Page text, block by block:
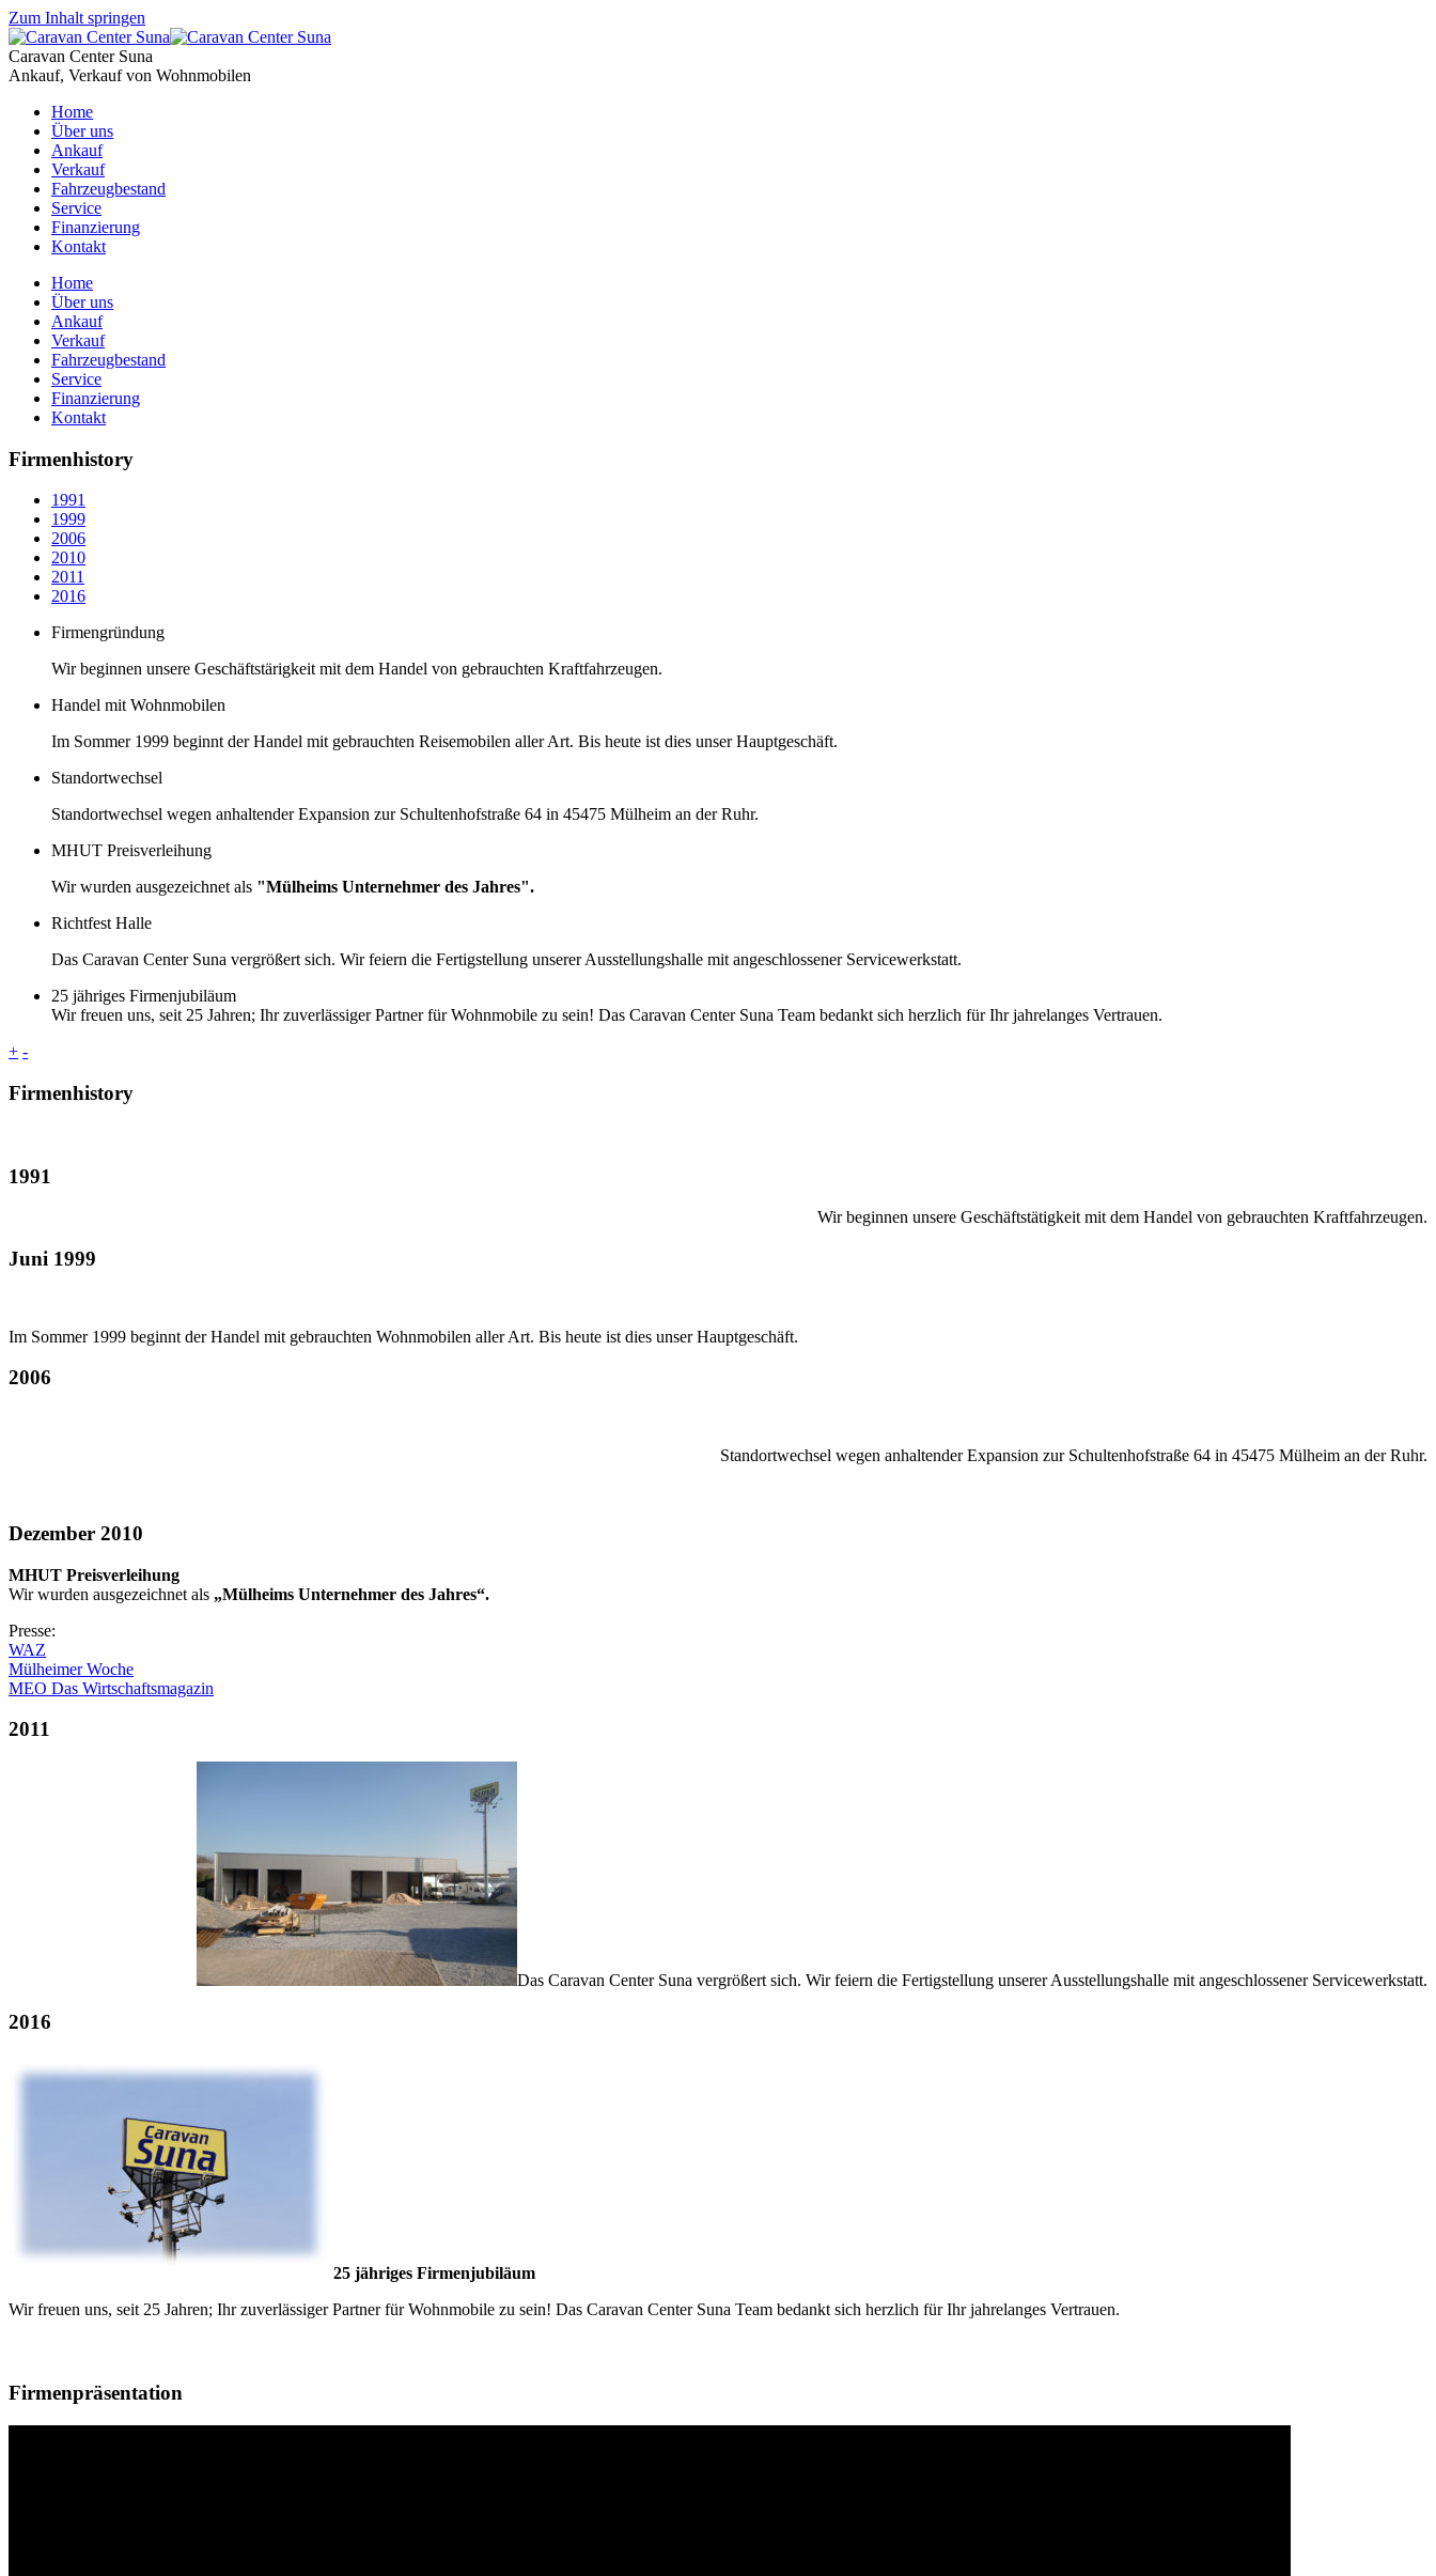
Zum Inhalt springen
Caravan Center Suna
Ankauf, Verkauf von Wohnmobilen
Home
Über uns
Ankauf
Verkauf
Fahrzeugbestand
Service
Finanzierung
Kontakt
Home
Über uns
Ankauf
Verkauf
Fahrzeugbestand
Service
Finanzierung
Kontakt
Firmenhistory
1991
1999
2006
2010
2011
2016
Firmengründung
Wir beginnen unsere Geschäftstärigkeit mit dem Handel von gebrauchten Kraftfahrzeugen.
Handel mit Wohnmobilen
Im Sommer 1999 beginnt der Handel mit gebrauchten Reisemobilen aller Art. Bis heute ist dies unser Hauptgeschäft.
Standortwechsel
Standortwechsel wegen anhaltender Expansion zur Schultenhofstraße 64 in 45475 Mülheim an der Ruhr.
MHUT Preisverleihung
Wir wurden ausgezeichnet als "Mülheims Unternehmer des Jahres".
Richtfest Halle
Das Caravan Center Suna vergrößert sich. Wir feiern die Fertigstellung unserer Ausstellungshalle mit angeschlossener Servicewerkstatt.
25 jähriges Firmenjubiläum
Wir freuen uns, seit 25 Jahren; Ihr zuverlässiger Partner für Wohnmobile zu sein! Das Caravan Center Suna Team bedankt sich herzlich für Ihr jahrelanges Vertrauen.
+ -
Firmenhistory
1991
Wir beginnen unsere Geschäftstätigkeit mit dem Handel von gebrauchten Kraftfahrzeugen.
Juni 1999
Im Sommer 1999 beginnt der Handel mit gebrauchten Wohnmobilen aller Art. Bis heute ist dies unser Hauptgeschäft.
2006
Standortwechsel wegen anhaltender Expansion zur Schultenhofstraße 64 in 45475 Mülheim an der Ruhr.
Dezember 2010
MHUT Preisverleihung
Wir wurden ausgezeichnet als „Mülheims Unternehmer des Jahres“.
Presse:
WAZ
Mülheimer Woche
MEO Das Wirtschaftsmagazin
2011
Das Caravan Center Suna vergrößert sich. Wir feiern die Fertigstellung unserer Ausstellungshalle mit angeschlossener Servicewerkstatt.
2016
25 jähriges Firmenjubiläum
Wir freuen uns, seit 25 Jahren; Ihr zuverlässiger Partner für Wohnmobile zu sein! Das Caravan Center Suna Team bedankt sich herzlich für Ihr jahrelanges Vertrauen.
Firmenpräsentation